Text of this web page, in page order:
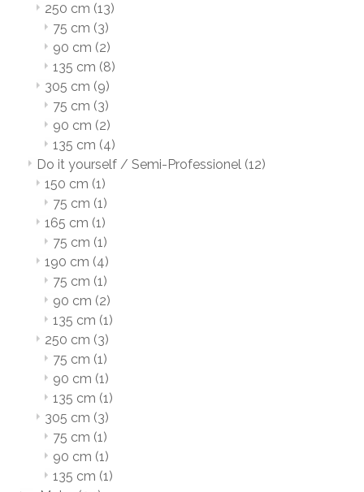
250 cm (13)
75 cm (3)
90 cm (2)
135 cm (8)
305 cm (9)
75 cm (3)
90 cm (2)
135 cm (4)
Do it yourself / Semi-Professionel (12)
150 cm (1)
75 cm (1)
165 cm (1)
75 cm (1)
190 cm (4)
75 cm (1)
90 cm (2)
135 cm (1)
250 cm (3)
75 cm (1)
90 cm (1)
135 cm (1)
305 cm (3)
75 cm (1)
90 cm (1)
135 cm (1)